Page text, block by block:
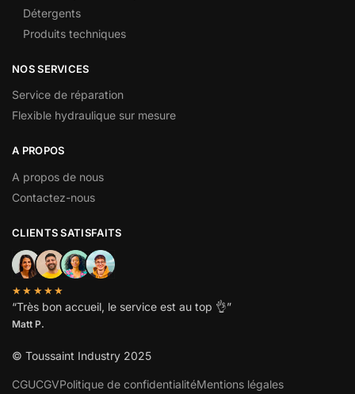
Détergents
Produits techniques
NOS SERVICES
Service de réparation
Flexible hydraulique sur mesure
A PROPOS
A propos de nous
Contactez-nous
CLIENTS SATISFAITS
★★★★★
“Très bon accueil, le service est au top 👌”
Matt P.
© Toussaint Industry 2025
CGUCGVPolitique de confidentialitéMentions légales